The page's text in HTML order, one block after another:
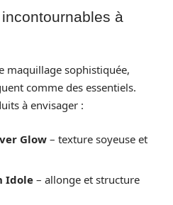
à
maquillage sophistiquée,
comme des essentiels.
à envisager :
Glow– texture soyeuse et
Idole – allonge et structure